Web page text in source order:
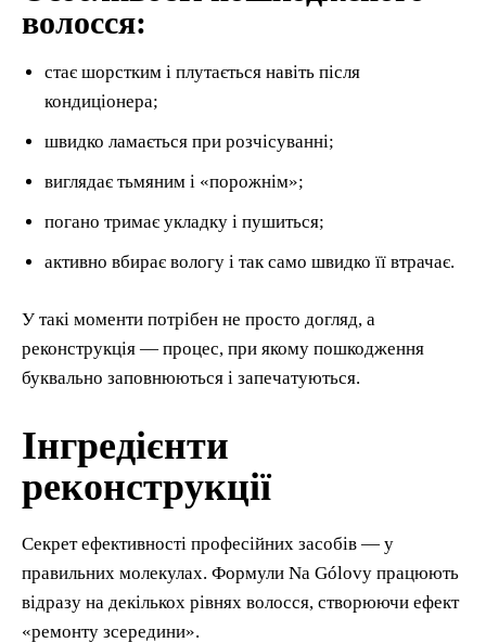
волосся:
стає шорстким і плутається навіть після
кондиціонера;
швидко ламається при розчісуванні;
виглядає тьмяним і «порожнім»;
погано тримає укладку і пушиться;
активно вбирає вологу і так само швидко її втрачає.
У такі моменти потрібен не просто догляд, а
реконструкція — процес, при якому пошкодження
буквально заповнюються і запечатуються.
Інгредієнти
реконструкції
Секрет ефективності професійних засобів — у
правильних молекулах. Формули Na Gólovy працюють
відразу на декількох рівнях волосся, створюючи ефект
«ремонту зсередини».